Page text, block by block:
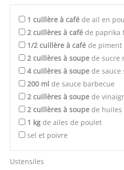
1 cuillère à café de ail en
2 cuillères à café de paprika
1/2 cuillère à café de piment
2 cuillères à soupe de sucre
4 cuillères à soupe de sauce
200 ml de sauce barbecue
2 cuillères à soupe de
2 cuillères à soupe de huiles
1 kg de ailes de poulet
sel et poivre
Ustensiles